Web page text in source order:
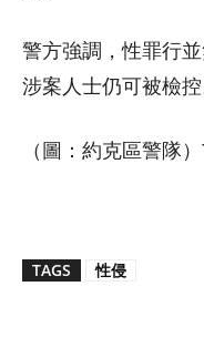
警方強調，性罪行
涉案人士仍可被檢控
（圖：約克區警隊
TAGS 性侵